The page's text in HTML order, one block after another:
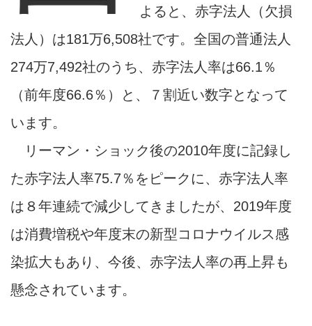
よると、赤字法人（欠損
法人）は181万6,508社です。全国の普通法人
274万7,492社のうち、赤字法人率は66.1％
（前年度66.6％）と、７割近い数字となって
います。
リーマン・ショック後の2010年度に記録し
た赤字法人率75.7％をピークに、赤字法人率
は８年連続で減少してきましたが、2019年度
は消費増税や年度末の新型コロナウイルス感
染拡大もあり、今後、赤字法人率の再上昇も
懸念されています。